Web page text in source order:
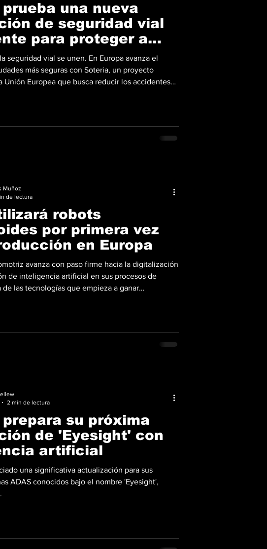
prueba una nueva
de seguridad vial
para proteger a
y ciclistas
seguridad vial se unen. En Europa avanza el
más seguras con Soteria, un proyecto
Unión Europea que busca reducir los accidentes
programa Horizon Europe, reúne a 16 socios
desarrol
robots
por primera vez
en Europa
avanza con paso firme hacia la digitalización
de inteligencia artificial en sus procesos de
de las tecnologías que empieza a ganar
en tareas dentro de las plantas industriales.
Group puso e
Muñoz
de lectura
prepara su próxima
de 'Eyesight' con
artificial
una significativa actualización para sus
ADAS conocidos bajo el nombre 'Eyesight',
2 min de lectura